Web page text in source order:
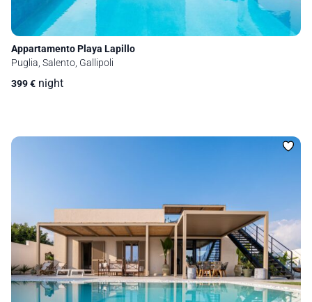
Appartamento Playa Lapillo
Puglia, Salento, Gallipoli
399€ night